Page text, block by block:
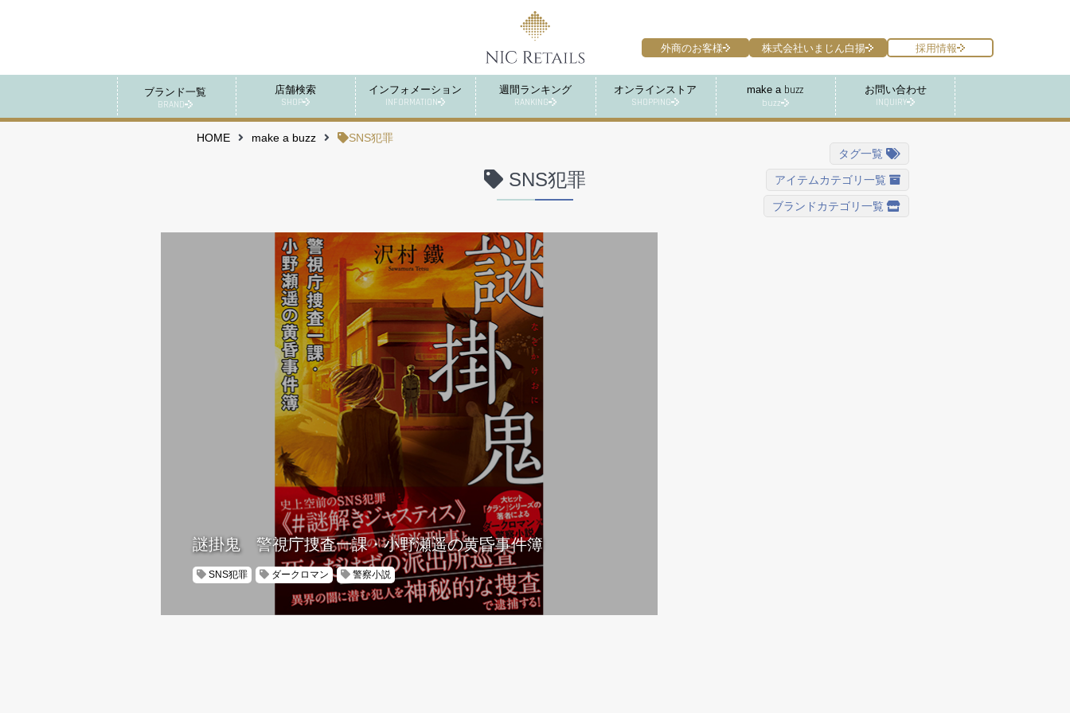
ブランド一覧
BRAND
店舗検索
SHOP
インフォメーション
INFORMATION
週間ランキング
RANKING
オンラインストア
SHOPPING
make a buzz
buzz
お問い合わせ
INQUIRY
外商のお客様 株式会社いまじん白揚 採用情報
HOME make a buzz SNS犯罪
SNS犯罪
タグ一覧
アイテムカテゴリ一覧
ブランドカテゴリ一覧
謎掛鬼 警視庁捜査一課・小野瀬遥の黄昏事件簿
SNS犯罪 ダークロマン 警察小説